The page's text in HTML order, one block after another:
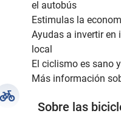
el autobús
Estimulas la
Ayudas a invertir en
local
El ciclismo es sano
Más información
Sobre las